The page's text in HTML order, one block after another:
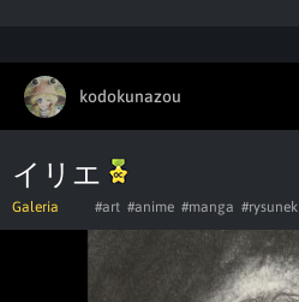
kodokunazou
イリエ
Galeria #art #anime #manga #rysunek